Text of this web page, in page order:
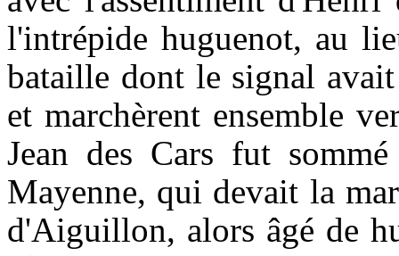
l'intrépide huguenot, au
bataille dont le signal
et marchèrent ensemble
Jean des Cars fut
Mayenne, qui devait la
d'Aiguillon, alors âgé de